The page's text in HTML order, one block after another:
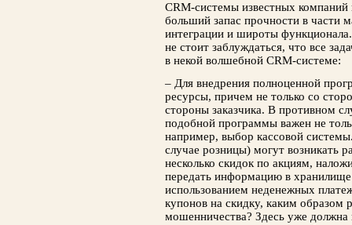
СRM-системы известных
больший запас прочности в части
интеграции и широты
не стоит заблуждаться, что все
в некой волшебной CRM-системе:
– Для внедрения полноценной
ресурсы, причем не только со
стороны заказчика. В противном
подобной программы важен не
например, выбор кассовой
случае розницы) могут возникать
несколько скидок по акциям,
передать информацию в хранилище
использованием неденежных
купонов на скидку, каким образом
мошенничества? Здесь уже должна